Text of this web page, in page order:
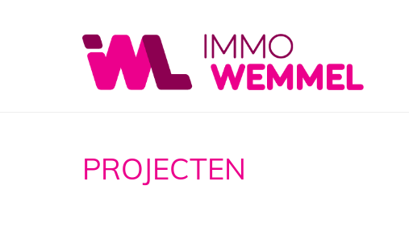
PROJECTEN